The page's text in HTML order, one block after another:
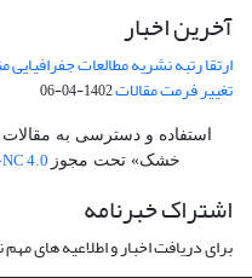
آخرین اخبار
ارتقا رتبه نشریه مطالعات
تغییر فرمت مقالات1402-04-06
استفاده و دسترسی به
خشک» تحت مجوز 4.0
اشتراک خبرنامه
برای دریافت اخبار و اطلاعیه های